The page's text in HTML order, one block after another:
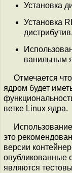
Установка
Установка
дистрибутив.
ванильным
Отмечается
ядром будет
ветке Linux ядра.
это
версии
опубликованные
являются